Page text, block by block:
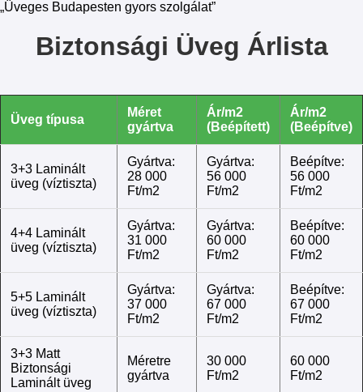
„Üveges Budapesten gyors szolgálat”
Biztonsági Üveg Árlista
Üveg típusa
Méret
gyártva
Ár/m2
(Beépített)
Ár/m2
(Beépítve)
3+3 Laminált
üveg (víztiszta)
Gyártva:
28 000
Ft/m2
Gyártva:
56 000
Ft/m2
Beépítve:
56 000
Ft/m2
4+4 Laminált
üveg (víztiszta)
Gyártva:
31 000
Ft/m2
Gyártva:
60 000
Ft/m2
Beépítve:
60 000
Ft/m2
5+5 Laminált
üveg (víztiszta)
Gyártva:
37 000
Ft/m2
Gyártva:
67 000
Ft/m2
Beépítve:
67 000
Ft/m2
3+3 Matt
Biztonsági
Laminált üveg
Méretre
gyártva
30 000
Ft/m2
60 000
Ft/m2